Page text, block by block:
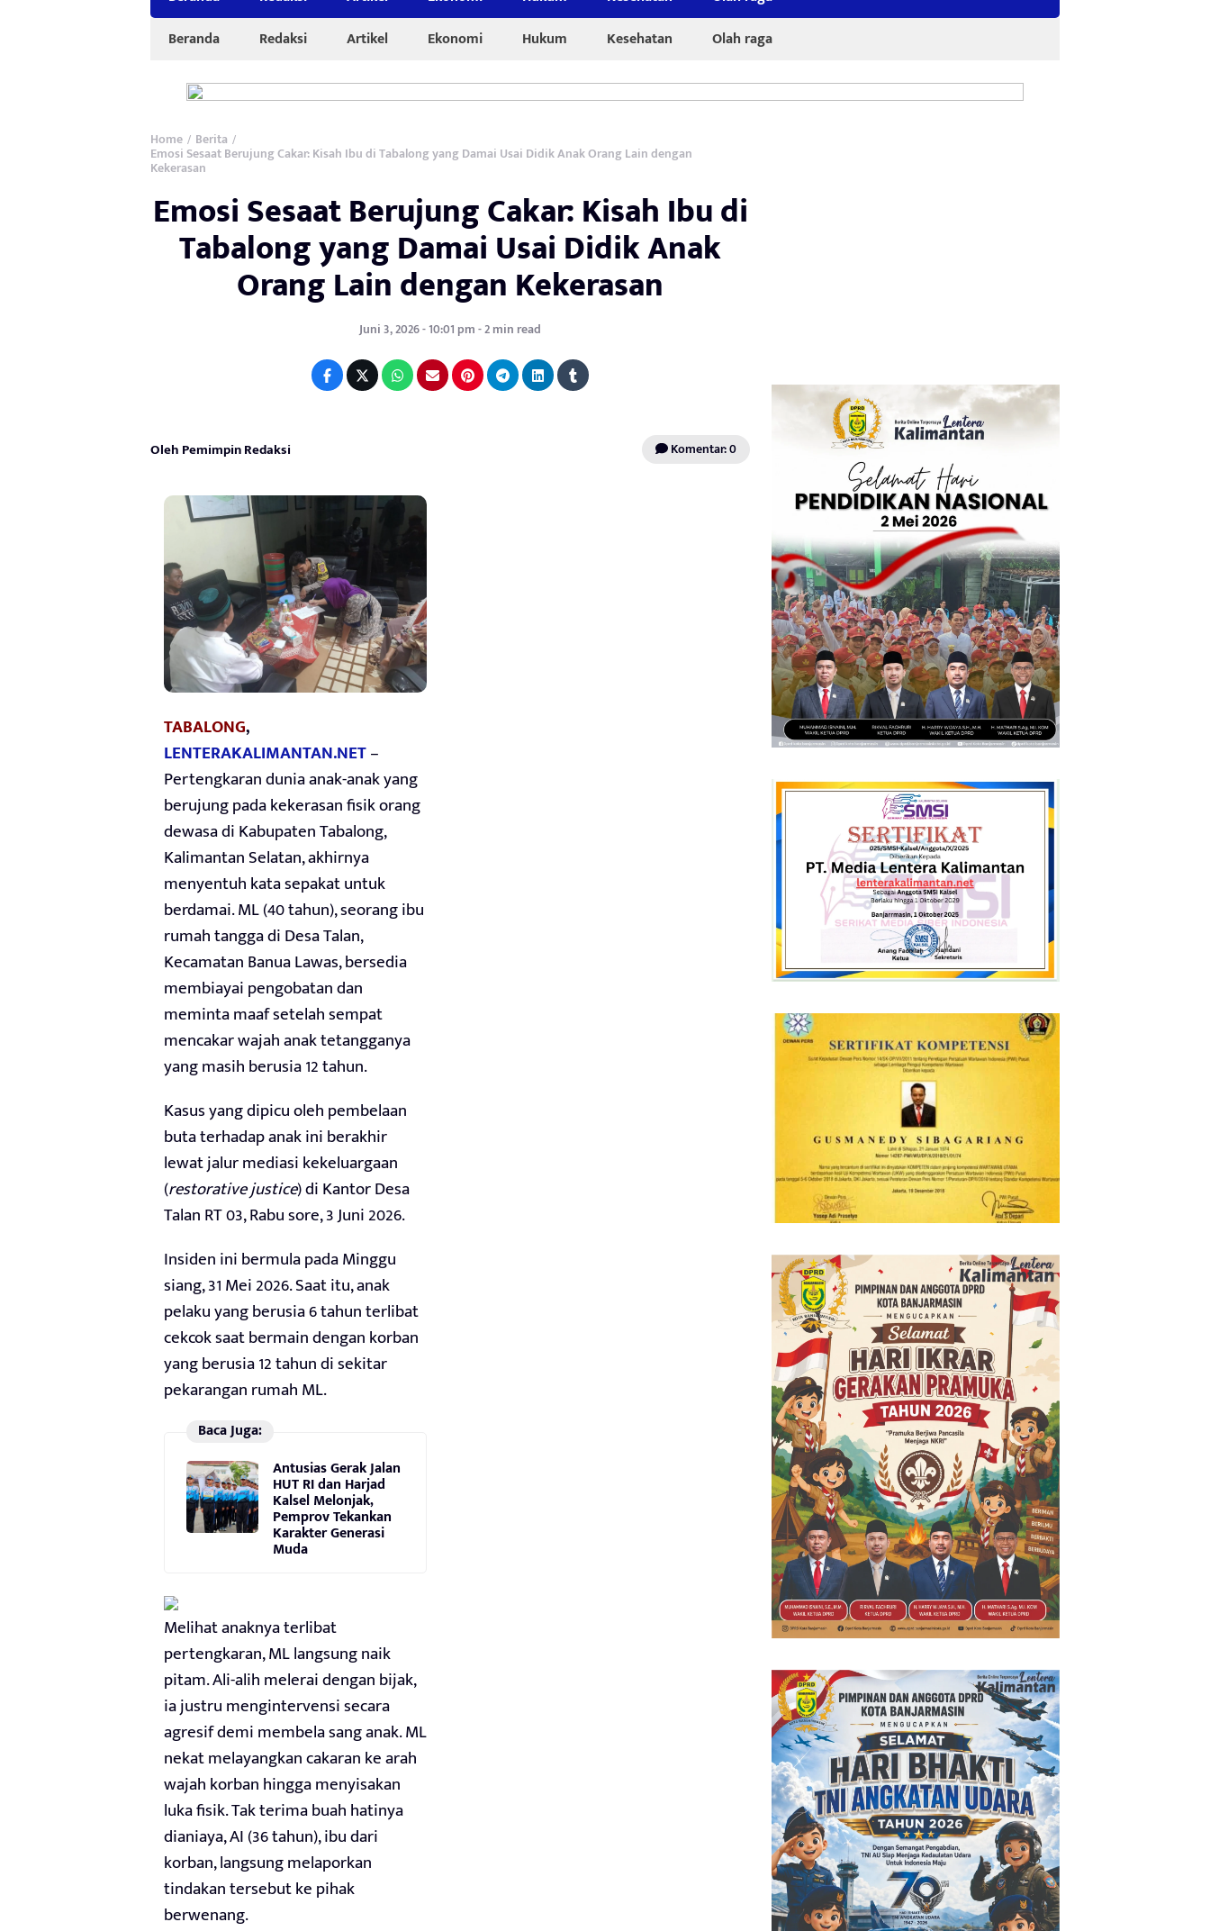
Beranda
Redaksi Artikel Ekonomi Hukum Kesehatan Olah raga
Home / Berita /
Emosi Sesaat Berujung Cakar: Kisah Ibu di Tabalong yang Damai Usai Didik Anak Orang Lain dengan
Kekerasan
Emosi Sesaat Berujung Cakar: Kisah Ibu di
Tabalong yang Damai Usai Didik Anak
Orang Lain dengan Kekerasan
Juni 3, 2026 - 10:01 pm - 2 min read
Oleh Pemimpin Redaksi Komentar: 0
TABALONG,
LENTERAKALIMANTAN.NET–
Pertengkaran dunia anak-anak yang
berujung pada kekerasan fisik orang
dewasa di Kabupaten Tabalong,
Kalimantan Selatan, akhirnya
menyentuh kata sepakat untuk
berdamai. ML (40 tahun), seorang ibu
rumah tangga di Desa Talan,
Kecamatan Banua Lawas, bersedia
membiayai pengobatan dan
meminta maaf setelah sempat
mencakar wajah anak tetangganya
yang masih berusia 12 tahun.
Kasus yang dipicu oleh pembelaan
buta terhadap anak ini berakhir
lewat jalur mediasi kekeluargaan
(restorative justice) di Kantor Desa
Talan RT 03, Rabu sore, 3 Juni 2026.
Insiden ini bermula pada Minggu
siang, 31 Mei 2026. Saat itu, anak
pelaku yang berusia 6 tahun terlibat
cekcok saat bermain dengan korban
yang berusia 12 tahun di sekitar
pekarangan rumah ML.
Baca Juga:
Antusias Gerak Jalan
HUT RI dan Harjad
Kalsel Melonjak,
Pemprov Tekankan
Karakter Generasi
Muda
Melihat anaknya terlibat
pertengkaran, ML langsung naik
pitam. Ali-alih melerai dengan bijak,
ia justru mengintervensi secara
agresif demi membela sang anak. ML
nekat melayangkan cakaran ke arah
wajah korban hingga menyisakan
luka fisik. Tak terima buah hatinya
dianiaya, AI (36 tahun), ibu dari
korban, langsung melaporkan
tindakan tersebut ke pihak
berwenang.